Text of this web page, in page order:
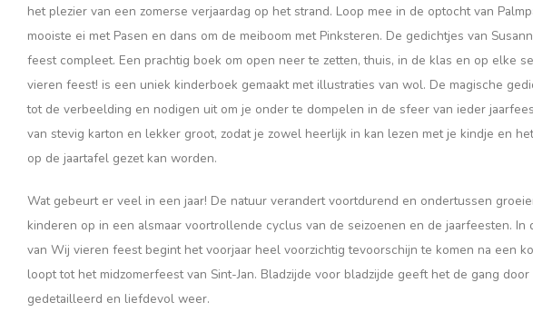
het plezier van een zomerse verjaardag op het strand. Loop mee in de optocht van
mooiste ei met Pasen en dans om de meiboom met Pinksteren. De gedichtjes van
feest compleet. Een prachtig boek om open neer te zetten, thuis, in de klas en op elke
vieren feest! is een uniek kinderboek gemaakt met illustraties van wol. De magische
tot de verbeelding en nodigen uit om je onder te dompelen in de sfeer van ieder
van stevig karton en lekker groot, zodat je zowel heerlijk in kan lezen met je kindje en
op de jaartafel gezet kan worden.
Wat gebeurt er veel in een jaar! De natuur verandert voortdurend en ondertussen
kinderen op in een alsmaar voortrollende cyclus van de seizoenen en de jaarfeesten. In
van Wij vieren feest begint het voorjaar heel voorzichtig tevoorschijn te komen na een
loopt tot het midzomerfeest van Sint-Jan. Bladzijde voor bladzijde geeft het de gang door
gedetailleerd en liefdevol weer.